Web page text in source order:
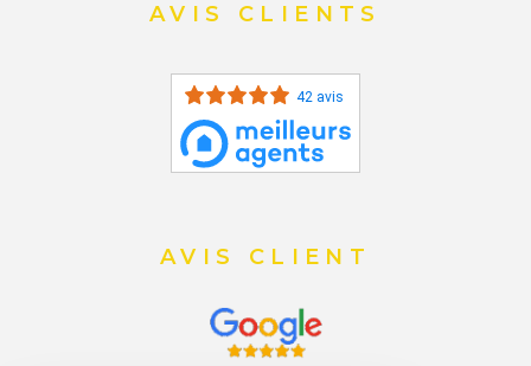
AVIS CLIENTS
42 avis
AVIS CLIENT